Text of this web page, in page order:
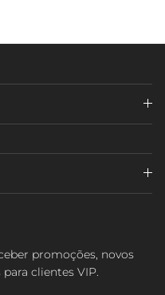
promoções, novos
clientes VIP.